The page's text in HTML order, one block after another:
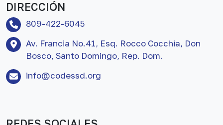
DIRECCIÓN
809-422-6045
Av. Francia No.41, Esq. Rocco Cocchia, Don
Bosco, Santo Domingo, Rep. Dom.
info@codessd.org